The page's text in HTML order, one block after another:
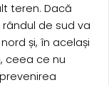
teren. Dacă
de sud va
și, în același
ceea ce nu